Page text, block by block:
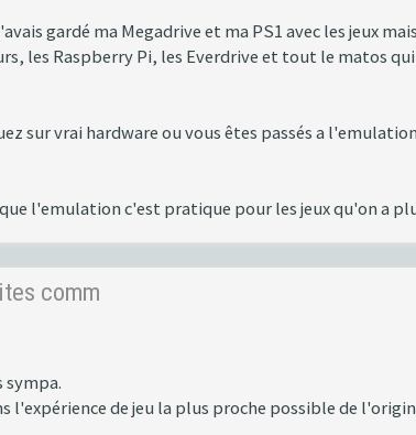
gardé ma Megadrive et ma PS1 avec les jeux
les Raspberry Pi, les Everdrive et tout le matos
sur vrai hardware ou vous êtes passés a
l'emulation c'est pratique pour les jeux qu'on a
comm
sympa.
l'expérience de jeu la plus proche possible de